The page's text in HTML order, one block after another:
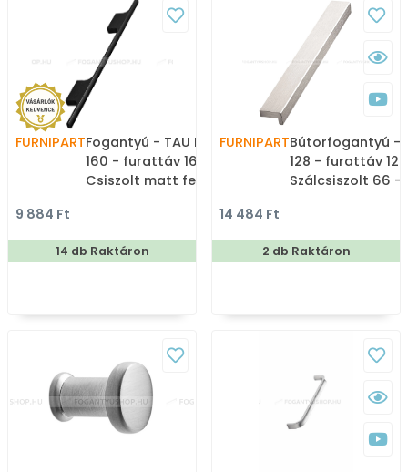
FURNIPARTFogantyú - TAU HANDLE
160 - furattáv 160 mm -
Csiszolt matt fekete 76 -
színes fém
bútorfogantyú
9 884 Ft
14 db Raktáron
FURNIPARTBútorfogantyú -
128 - furattáv
Szálcsiszolt 66 -
bútorfogantyú
14 484 Ft
2 db Raktáron